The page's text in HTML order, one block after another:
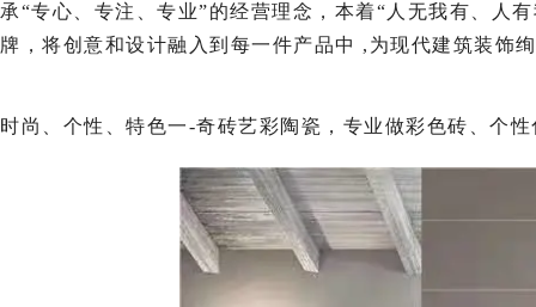
承“专心、专注、专业”的经营理念，本着“人无我有、人
牌，将创意和设计融入到每一件产品中 ,为现代建筑装饰
时尚、个性、特色一-奇砖艺彩陶瓷，专业做彩色砖、个